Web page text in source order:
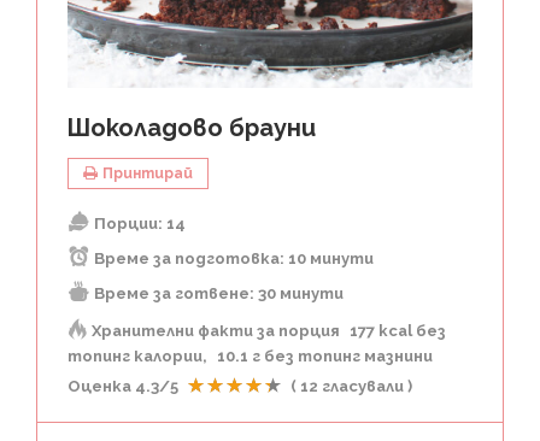
Шоколадово брауни
Принтирай
Порции: 14
Време за подготовка: 10 минути
Време за готвене: 30 минути
Хранителни факти за порция
177 kcal без
топинг калории
10.1 г без топинг мазнини
Оценка 4.3/5 ( 12 гласували )